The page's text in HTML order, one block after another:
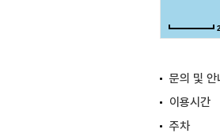
문의 및 안
이용시간
주차